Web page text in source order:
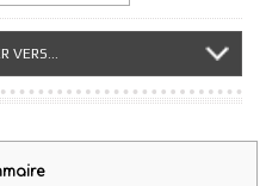
VERS...